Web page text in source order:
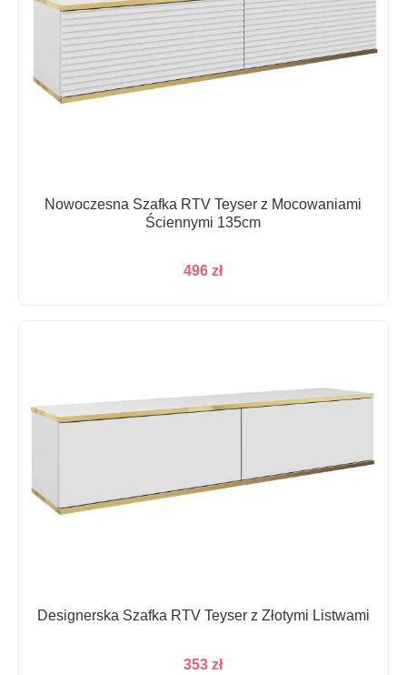
Nowoczesna Szafka RTV Teyser z Mocowaniami
Ściennymi 135cm
496zł
Designerska Szafka RTV Teyser z Złotymi Listwami
353zł